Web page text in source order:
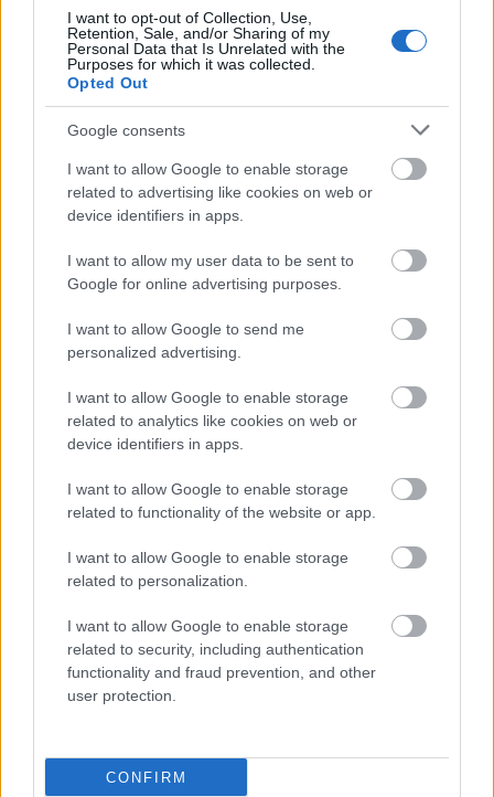
I want to opt-out of Collection, Use,
Retention, Sale, and/or Sharing of my
Personal Data that Is Unrelated with the
Purposes for which it was collected.
Opted Out
Google consents
I want to allow Google to enable storage
related to advertising like cookies on web or
device identifiers in apps.
I want to allow my user data to be sent to
Google for online advertising purposes.
I want to allow Google to send me
personalized advertising.
I want to allow Google to enable storage
related to analytics like cookies on web or
device identifiers in apps.
I want to allow Google to enable storage
related to functionality of the website or app.
I want to allow Google to enable storage
related to personalization.
I want to allow Google to enable storage
related to security, including authentication
functionality and fraud prevention, and other
user protection.
CONFIRM
"Csupros" Mária-szobor
Reiman Zoltán
Az "Immaculata", azaz Szeplőtelen Boldogasszony-
oszlopot 1738-ban állították a pestis járvány - illetve,
hogy az elkerülte a várost - emlékére. Régen
vasrácsokkal volt körülvéve a szobor és ezekre a
rácsokra tették a fazekasok a portékáikat -
Mindszent község piaca volt ezen a helyen -, ezért
Reiman Zoltán•2017. július 11.